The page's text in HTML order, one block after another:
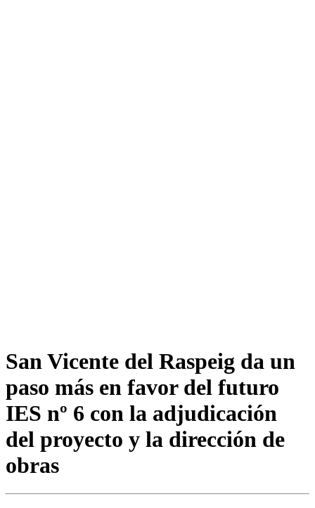
San Vicente del Raspeig da un
paso más en favor del futuro
IES nº 6 con la adjudicación
del proyecto y la dirección de
obras